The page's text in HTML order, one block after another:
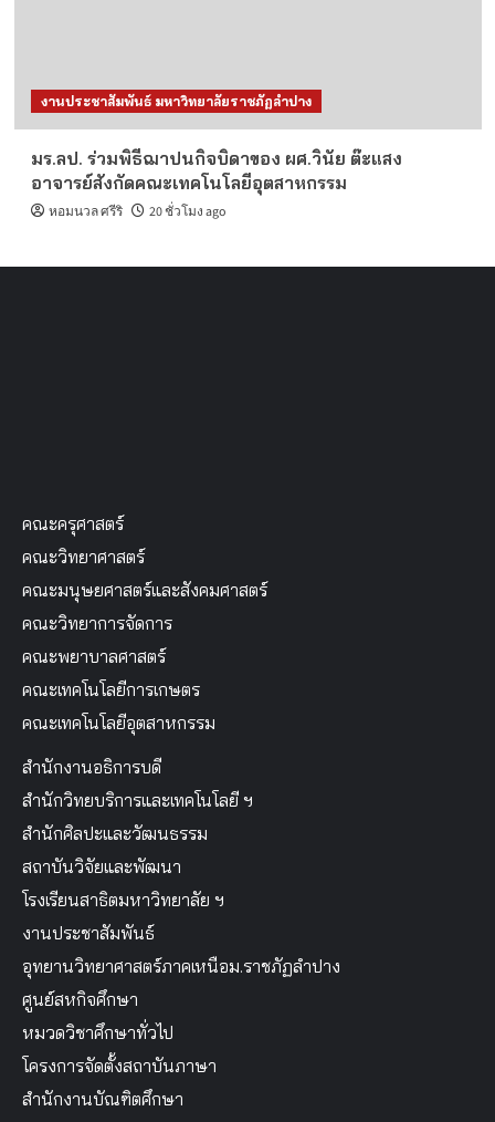
งานประชาสัมพันธ์ มหาวิทยาลัยราชภัฏลำปาง
มร.ลป. ร่วมพิธีฌาปนกิจบิดาของ ผศ.วินัย ต๊ะแสง
อาจารย์สังกัดคณะเทคโนโลยีอุตสาหกรรม
หอมนวล ศรีริ 20 ชั่วโมง ago
คณะวิทยาศาสตร์
คณะเทคโนโลยีการเกษตร
คณะเทคโนโลยีอุตสาหกรรม
งานประชาสัมพันธ์
อุทยานวิทยาศาสตร์ภาคเหนือม.ราชภัฏลำปาง
ศูนย์สหกิจศึกษา